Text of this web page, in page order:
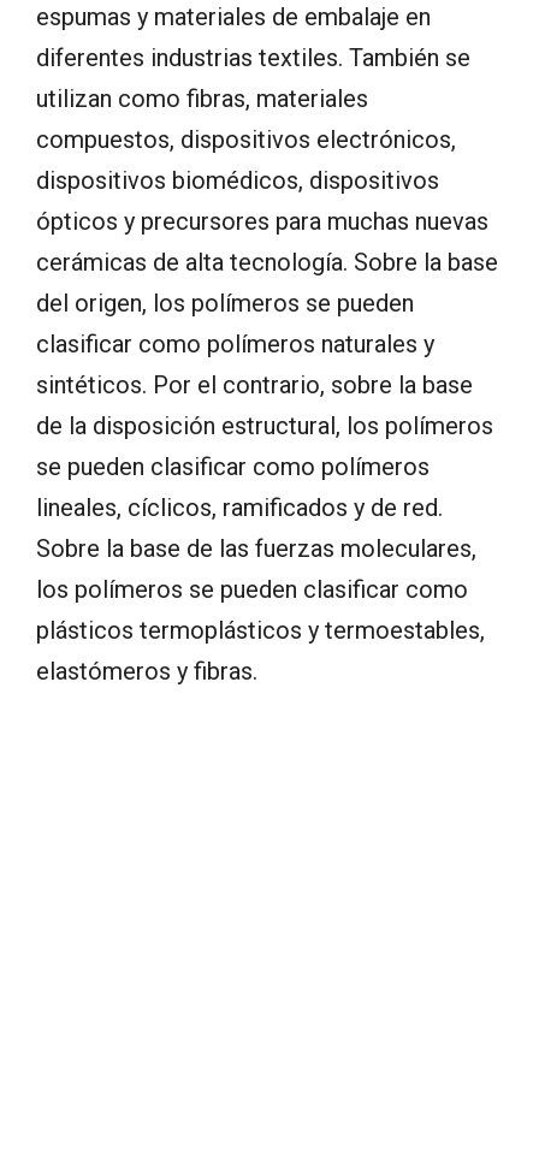
espumas y materiales de embalaje en
diferentes industrias textiles. También se
utilizan como fibras, materiales
compuestos, dispositivos electrónicos,
dispositivos biomédicos, dispositivos
ópticos y precursores para muchas nuevas
cerámicas de alta tecnología. Sobre la base
del origen, los polímeros se pueden
clasificar como polímeros naturales y
sintéticos. Por el contrario, sobre la base
de la disposición estructural, los polímeros
se pueden clasificar como polímeros
lineales, cíclicos, ramificados y de red.
Sobre la base de las fuerzas moleculares,
los polímeros se pueden clasificar como
plásticos termoplásticos y termoestables,
elastómeros y fibras.